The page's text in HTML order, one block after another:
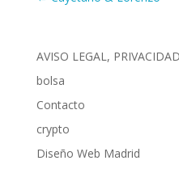
AVISO LEGAL,
bolsa
Contacto
crypto
Diseño Web Madrid